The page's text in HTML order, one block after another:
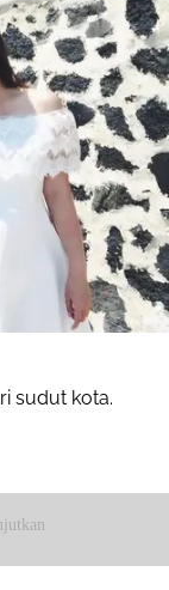
sudut kota.